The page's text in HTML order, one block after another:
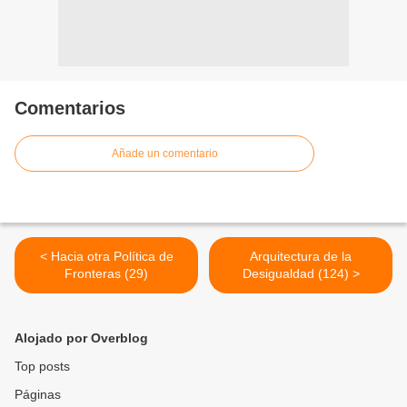
Comentarios
Añade un comentario
< Hacia otra Política de
Fronteras (29)
Arquitectura de la
Desigualdad (124) >
Alojado por Overblog
Top posts
Páginas